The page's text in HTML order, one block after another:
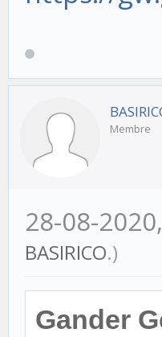
Membre
28-08-
BASIRICO.)
Gander